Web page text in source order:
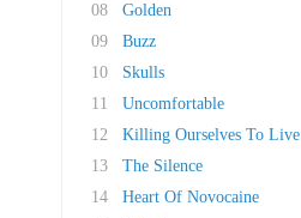
08
Golden
09
Buzz
10
Skulls
11
Uncomfortable
12
Killing Ourselves To Live
13
The Silence
14
Heart Of Novocaine